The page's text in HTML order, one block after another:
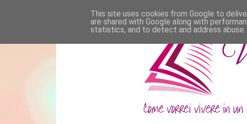
This site uses cookies from Google to
are shared with Google along with
statistics, and to detect and address abuse.